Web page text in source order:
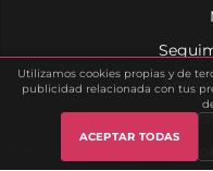
Utilizamos cookies propias y de
publicidad relacionada con tus
ACEPTAR TODAS